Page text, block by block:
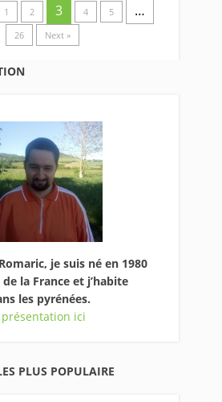
1 2 3 4 5 …
26 Next »
je suis né en 1980
la France et j’habite
les pyrénées.
ici
PLUS POPULAIRE